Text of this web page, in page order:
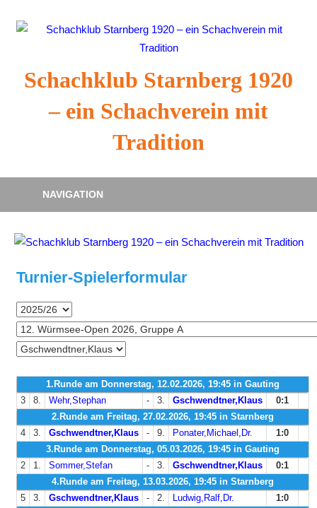
Inhalt
Schachklub Starnberg 1920
– ein Schachverein mit
Tradition
NAVIGATION
Turnier-Spielerformular
1.Runde am Donnerstag, 12.02.2026, 19:45 in Gauting
3
8. Wehr,Stephan - 3. Gschwendtner,Klaus
0:1
2.Runde am Freitag, 27.02.2026, 19:45 in Starnberg
4
3. Gschwendtner,Klaus - 9. Ponater,Michael,Dr.
1:0
3.Runde am Donnerstag, 05.03.2026, 19:45 in Gauting
2
1. Sommer,Stefan - 3. Gschwendtner,Klaus
0:1
4.Runde am Freitag, 13.03.2026, 19:45 in Starnberg
5
3. Gschwendtner,Klaus - 2. Ludwig,Ralf,Dr.
1:0